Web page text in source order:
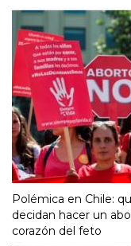
Polémica en Chile:
decidan hacer un
corazón del feto